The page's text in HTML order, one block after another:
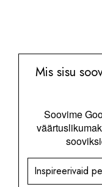
Mis sisu
Soovime
Inspireerivaid